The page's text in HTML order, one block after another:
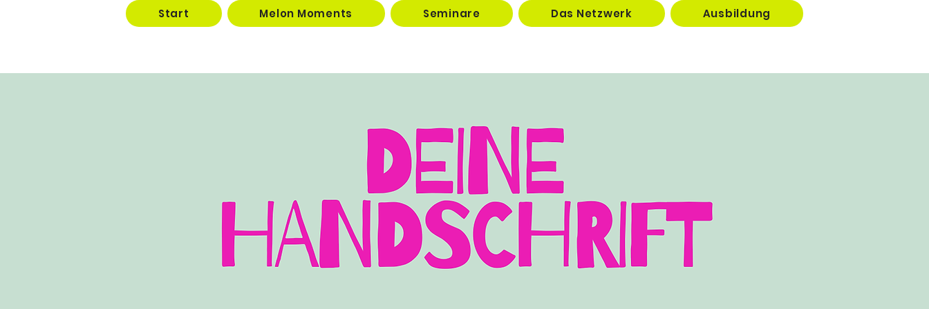
Start Melon Moments Seminare Das Netzwerk Ausbildung